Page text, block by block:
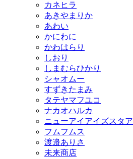
カネヒラ
あきやまりか
あわい
かにわに
かわはらり
しおり
しまむらひかり
シャオムー
すずきたまみ
タテヤマフユコ
ナカオハルカ
ニューアイアイズスタア
フムフムス
渡邉ありさ
未来商店